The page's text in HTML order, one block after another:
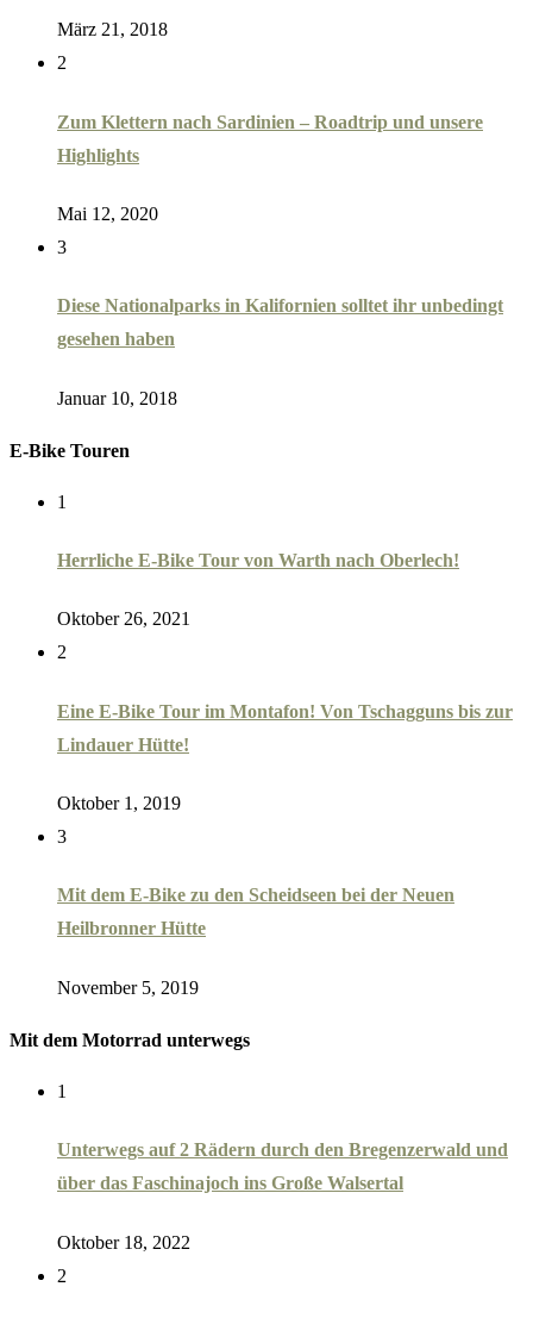
März 21, 2018
2
Zum Klettern nach Sardinien – Roadtrip und unsere
Highlights
Mai 12, 2020
3
Diese Nationalparks in Kalifornien solltet ihr unbedingt
gesehen haben
Januar 10, 2018
E-Bike Touren
1
Herrliche E-Bike Tour von Warth nach Oberlech!
Oktober 26, 2021
2
Eine E-Bike Tour im Montafon! Von Tschagguns bis zur
Lindauer Hütte!
Oktober 1, 2019
3
Mit dem E-Bike zu den Scheidseen bei der Neuen
Heilbronner Hütte
November 5, 2019
Mit dem Motorrad unterwegs
1
Unterwegs auf 2 Rädern durch den Bregenzerwald und
über das Faschinajoch ins Große Walsertal
Oktober 18, 2022
2